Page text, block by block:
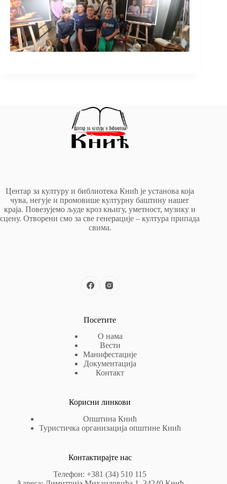
Центар за културу и библиотека Кнић је установа која
чува, негује и промовише културну баштину нашег
краја. Повезујемо људе кроз књигу, уметност, музику и
сцену. Отворени смо за све генерације – култура припада
свима.
Посетите
О нама
Вести
Манифестације
Документација
Контакт
Корисни линкови
Општина Кнић
Туристичка организација општине Кнић
Контактирајте нас
Телефон: +381 (34) 510 115